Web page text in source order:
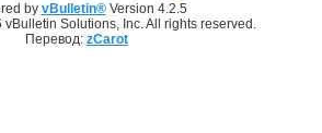
by vBulletin®Version 4.2.5
Solutions, Inc. All rights reserved.
Перевод: zCarot